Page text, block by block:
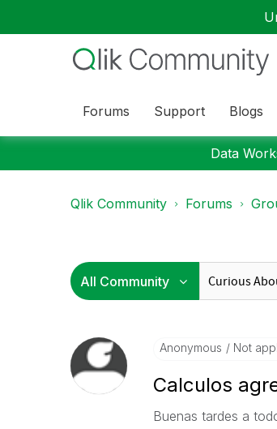
Forums Support Blogs
Data
Qlik Community Forums
Anonymous Not
Calculos
Buenas tardes a